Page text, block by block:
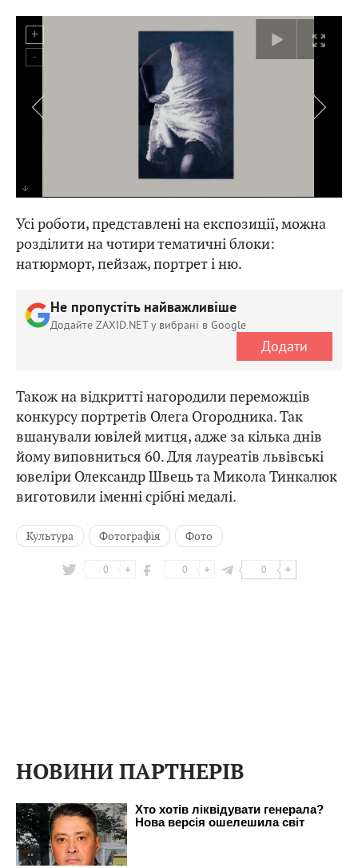
Усі роботи, представлені на експозиції, можна
розділити на чотири тематичні блоки:
натюрморт, пейзаж, портрет і ню.
Не пропустіть найважливіше
Додайте ZAXID.NET у вибрані в Google
Додати
Також на відкритті нагородили переможців
конкурсу портретів Олега Огородника. Так
вшанували ювілей митця, адже за кілька днів
йому виповниться 60. Для лауреатів львівські
ювеліри Олександр Швець та Микола Тинкалюк
виготовили іменні срібні медалі.
Культура Фотографія Фото
0 0 0
НОВИНИ ПАРТНЕРІВ